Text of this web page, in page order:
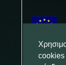
cookies